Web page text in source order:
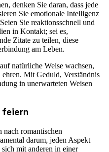
denken Sie daran, dass jede
Sie emotionale Intelligenz
Sie reaktionsschnell und
in Kontakt; sei es,
Zitate zu teilen, diese
am Leben.
natürliche Weise wachsen,
ehren. Mit Geduld, Verständnis
in unerwarteten Weisen
feiern
nach romantischen
darum, jeden Aspekt
mit anderen in einer